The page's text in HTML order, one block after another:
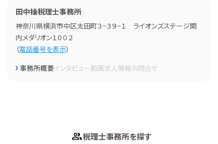
田中操税理士事務所
神奈川県横浜市中区太田町３−３９−１ ライオンズステージ関
内メダリオン１００２
（電話番号を表示）
事務所概要インタビュー動画求人情報お問合せ
税理士事務所を探す